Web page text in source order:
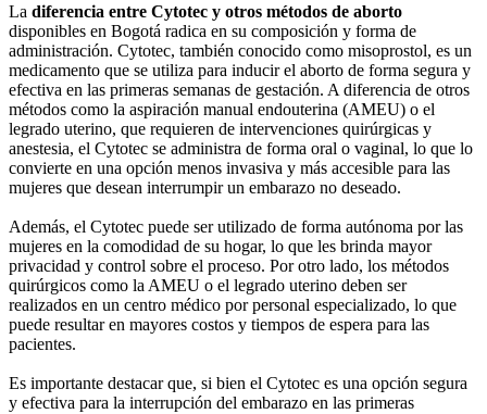
La diferencia entre Cytotec y otros métodos de aborto
disponibles en Bogotá radica en su composición y forma de
administración. Cytotec, también conocido como misoprostol, es un
medicamento que se utiliza para inducir el aborto de forma segura y
efectiva en las primeras semanas de gestación. A diferencia de otros
métodos como la aspiración manual endouterina (AMEU) o el
legrado uterino, que requieren de intervenciones quirúrgicas y
anestesia, el Cytotec se administra de forma oral o vaginal, lo que lo
convierte en una opción menos invasiva y más accesible para las
mujeres que desean interrumpir un embarazo no deseado.
Además, el Cytotec puede ser utilizado de forma autónoma por las
mujeres en la comodidad de su hogar, lo que les brinda mayor
privacidad y control sobre el proceso. Por otro lado, los métodos
quirúrgicos como la AMEU o el legrado uterino deben ser
realizados en un centro médico por personal especializado, lo que
puede resultar en mayores costos y tiempos de espera para las
pacientes.
Es importante destacar que, si bien el Cytotec es una opción segura
y efectiva para la interrupción del embarazo en las primeras